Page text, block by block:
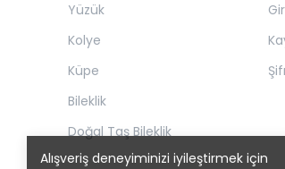
Alışveriş deneyiminizi iyileştirmek için
Yüzük
Kolye
Küpe
Bileklik
Doğal Taş Bileklik